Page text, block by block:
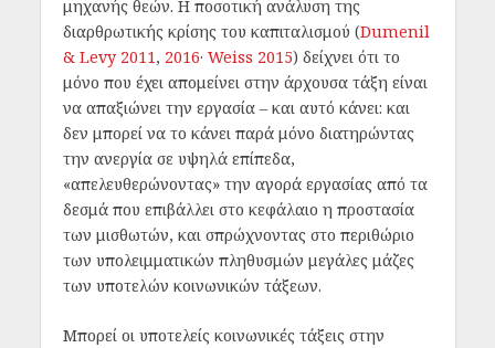
μηχανής θεών. Η ποσοτική ανάλυση της
διαρθρωτικής κρίσης του καπιταλισμού (Dumenil
& Levy 2011, 2016· Weiss 2015) δείχνει ότι το
μόνο που έχει απομείνει στην άρχουσα τάξη είναι
να απαξιώνει την εργασία – και αυτό κάνει: και
δεν μπορεί να το κάνει παρά μόνο διατηρώντας
την ανεργία σε υψηλά επίπεδα,
«απελευθερώνοντας» την αγορά εργασίας από τα
δεσμά που επιβάλλει στο κεφάλαιο η προστασία
των μισθωτών, και σπρώχνοντας στο περιθώριο
των υπολειμματικών πληθυσμών μεγάλες μάζες
των υποτελών κοινωνικών τάξεων.
Μπορεί οι υποτελείς κοινωνικές τάξεις στην